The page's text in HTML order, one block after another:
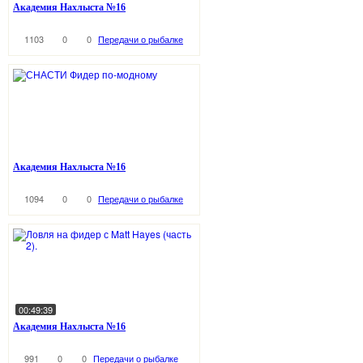
Академия Нахлыста №16
1103 0 0 Передачи о рыбалке
Академия Нахлыста №16
1094 0 0 Передачи о рыбалке
00:49:39
Академия Нахлыста №16
991 0 0 Передачи о рыбалке